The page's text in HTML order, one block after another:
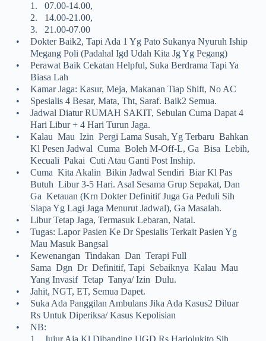
1.
07.00-14.00,
2.
14.00-21.00,
3.
21.00-07.00
•
Dokter Baik2, Tapi Ada 1 Yg Pato Sukanya Nyuruh Iship
Megang Poli (padahal Igd Udah Kita Jg Yg Pegang)
•
Perawat Baik Cekatan Helpful, Suka Berdrama Tapi Ya
Biasa Lah
•
Kamar Jaga: Kasur, Meja, Makanan Tiap Shift, No AC
•
Spesialis 4 Besar, Mata, Tht, Saraf. Baik2 Semua.
•
Jadwal Diatur RUMAH SAKIT, Sebulan Cuma Dapat 4
Hari Libur + 4 Hari Turun Jaga.
•
Kalau Mau Izin Pergi Lama Susah, Yg Terbaru Bahkan
Kl Pesen Jadwal Cuma Boleh M-Off-L, Ga Bisa Lebih,
Kecuali Pakai Cuti Atau Ganti Post Inship.
•
Cuma Kita Akalin Bikin Jadwal Sendiri Biar Kl Pas
Butuh Libur 3-5 Hari. Asal Sesama Grup Sepakat, Dan
Ga Ketauan (krn Dokter Definitif Juga Ga Peduli Sih
Siapa Yg Lagi Jaga Menurut Jadwal), Ga Masalah.
•
Libur Tetap Jaga, Termasuk Lebaran, Natal.
•
Tugas: Lapor Pasien Ke Dr Spesialis Terkait Pasien Yg
Mau Masuk Bangsal
•
Kewenangan Tindakan Dan Terapi Full
Sama Dgn Dr Definitif, Tapi Sebaiknya Kalau Mau
Yang Invasif Tetap Tanya/ Izin Dulu.
•
Jahit, NGT, ET, Semua Dapet.
•
Suka Ada Panggilan Ambulans Jika Ada Kasus2 Diluar
Rs Untuk Diperiksa/ Kasus Kepolisian
•
NB:
1.
Jujur Aja Kl Dibanding UGD Rs Harjolukito Sih